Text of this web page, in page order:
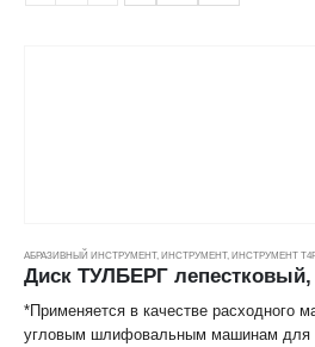
АБРАЗИВНЫЙ ИНСТРУМЕНТ, ИНСТРУМЕНТ, ИНСТРУМЕНТ Т4Р
*Применяется в качестве расходного
угловым шлифовальным машинам для